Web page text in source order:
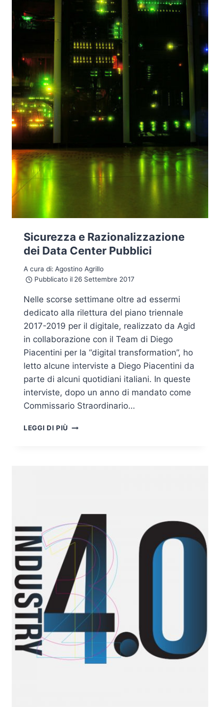
Sicurezza e Razionalizzazione
dei Data Center Pubblici
A cura di: Agostino Agrillo
Pubblicato il 26 Settembre 2017
Nelle scorse settimane oltre ad essermi
dedicato alla rilettura del piano triennale
2017-2019 per il digitale, realizzato da Agid
in collaborazione con il Team di Diego
Piacentini per la “digital transformation”, ho
letto alcune interviste a Diego Piacentini da
parte di alcuni quotidiani italiani. In queste
interviste, dopo un anno di mandato come
Commissario Straordinario…
LEGGI DI PIÙ SICUREZZA